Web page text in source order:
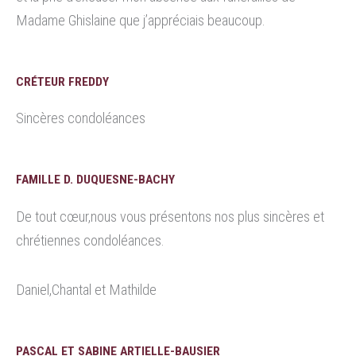
Madame Ghislaine que j’appréciais beaucoup.
CRÉTEUR FREDDY
Sincères condoléances
FAMILLE D. DUQUESNE-BACHY
De tout cœur,nous vous présentons nos plus sincères et
chrétiennes condoléances.
Daniel,Chantal et Mathilde
PASCAL ET SABINE ARTIELLE-BAUSIER